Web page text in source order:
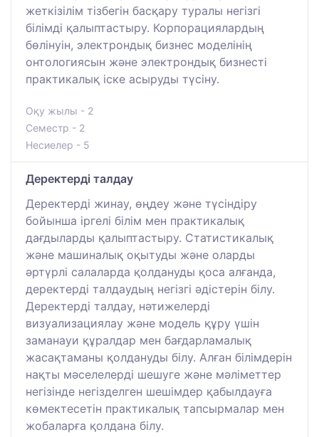
жеткізілім тізбегін басқару туралы негізгі
білімді қалыптастыру. Корпорациялардың
бөлінуін, электрондық бизнес моделінің
онтологиясын және электрондық бизнесті
практикалық іске асыруды түсіну.
Оқу жылы - 2
Семестр - 2
Несиелер - 5
Деректерді талдау
Деректерді жинау, өңдеу және түсіндіру
бойынша іргелі білім мен практикалық
дағдыларды қалыптастыру. Статистикалық
және машиналық оқытуды және оларды
әртүрлі салаларда қолдануды қоса алғанда,
деректерді талдаудың негізгі әдістерін білу.
Деректерді талдау, нәтижелерді
визуализациялау және модель құру үшін
заманауи құралдар мен бағдарламалық
жасақтаманы қолдануды білу. Алған білімдерін
нақты мәселелерді шешуге және мәліметтер
негізінде негізделген шешімдер қабылдауға
көмектесетін практикалық тапсырмалар мен
жобаларға қолдана білу.